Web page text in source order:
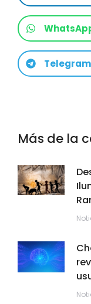
Telegram
Más de la